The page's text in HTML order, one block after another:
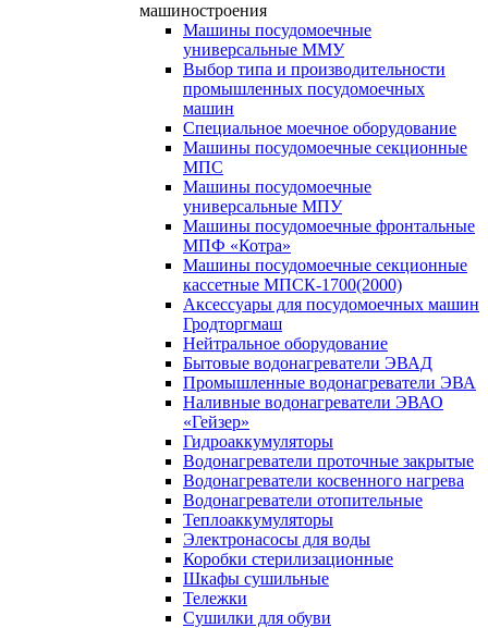
машиностроения
Машины посудомоечные
универсальные ММУ
Выбор типа и производительности
промышленных посудомоечных
машин
Специальное моечное оборудование
Машины посудомоечные секционные
МПС
Машины посудомоечные
универсальные МПУ
Машины посудомоечные фронтальные
МПФ «Котра»
Машины посудомоечные секционные
кассетные МПСК-1700(2000)
Аксессуары для посудомоечных машин
Гродторгмаш
Нейтральное оборудование
Бытовые водонагреватели ЭВАД
Промышленные водонагреватели ЭВА
Наливные водонагреватели ЭВАО
«Гейзер»
Гидроаккумуляторы
Водонагреватели проточные закрытые
Водонагреватели косвенного нагрева
Водонагреватели отопительные
Теплоаккумуляторы
Электронасосы для воды
Коробки стерилизационные
Шкафы сушильные
Тележки
Сушилки для обуви